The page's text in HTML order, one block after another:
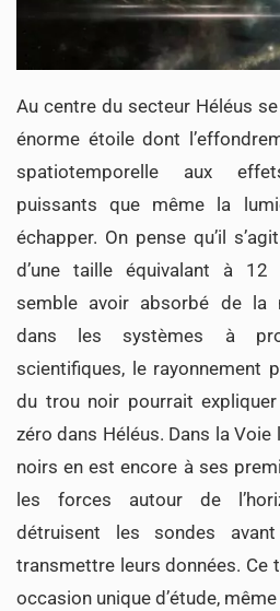
Au centre du secteur Héléus
énorme étoile dont
spatiotemporelle aux
puissants que même la
échapper. On pense qu’il
d’une taille équivalant à
semble avoir absorbé de la
dans les systèmes à
scientifiques, le rayonnement
du trou noir pourrait expliquer
zéro dans Héléus. Dans la Voie
noirs en est encore à ses
les forces autour de
détruisent les sondes
transmettre leurs données. Ce
occasion unique d’étude,